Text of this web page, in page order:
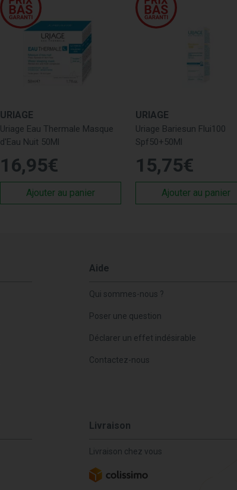
URIAGE
Uriage Eau Thermale Masque
d'Eau Nuit 50Ml
16,95€
Ajouter au panier
URIAGE
Uriage Bariesun Flui100
Spf50+50Ml
15,75€
Ajouter au panier
Aide
Qui sommes-nous ?
Poser une question
Déclarer un effet indésirable
Contactez-nous
Livraison
Livraison chez vous